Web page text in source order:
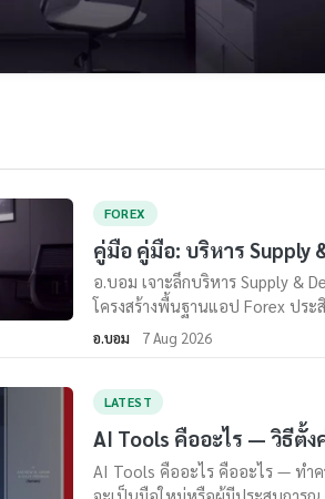
FOREX
คู่มือ คู่มือ: บริหาร Supply
อ.บอม เจาะลึกบริหาร Supply &
โครงสร้างพื้นฐานแอป Forex ประ
อ.บอม 7 Aug 2026
LATEST
AI Tools คืออะไร — วิธีตั้
AI Tools คืออะไร คืออะไร — ทำ